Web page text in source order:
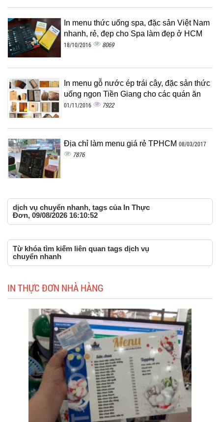
In menu thức uống spa, đặc sản Việt Nam
nhanh, rẻ, đẹp cho Spa làm đẹp ở HCM
18/10/2016 8069
In menu gỗ nước ép trái cây, đặc sản thức
uống ngon Tiền Giang cho các quán ăn
01/11/2016 7922
Địa chỉ làm menu giá rẻ TPHCM 08/03/2017
7876
dịch vụ chuyển nhanh, tags của In Thực
Đơn, 09/08/2026 16:10:52
Từ khóa tìm kiếm liên quan tags dịch vụ
chuyển nhanh
IN THỰC ĐƠN NHÀ HÀNG